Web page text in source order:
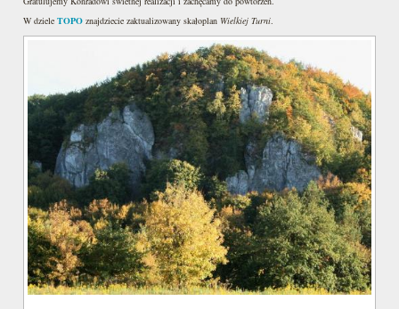
W dziele TOPO znajdziecie zaktualizowany skałoplan Wielkiej Turni.